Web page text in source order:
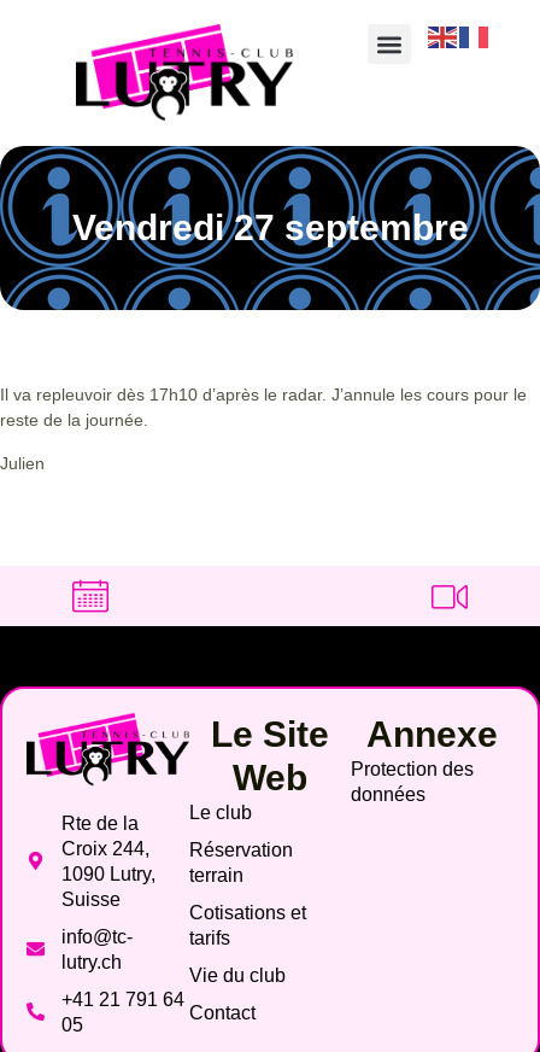
Vendredi 27 septembre
Il va repleuvoir dès 17h10 d’après le radar. J’annule les cours pour le
reste de la journée.
Julien
Rte de la
Croix 244,
1090 Lutry,
Suisse
info@tc-
lutry.ch
+41 21 791 64
05
Le Site
Web
Le club
Réservation
terrain
Cotisations et
tarifs
Vie du club
Contact
Annexe
Protection des
données